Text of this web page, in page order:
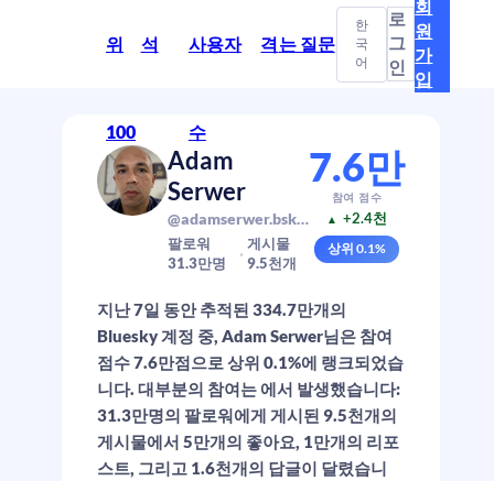
위
100
석 사용자
수
격는 질문
한
국
어
로
그
인
회
원
가
입
Adam
Serwer
@adamserwer.bsky.social
팔로워
31.3만명
게시물
9.5천개
7.6만
참여 점수
▲ +2.4천
상위 0.1%
지난 7일 동안 추적된 334.7만개의
Bluesky 계정 중, Adam Serwer님은 참여
점수 7.6만점으로 상위 0.1%에 랭크되었습
니다. 대부분의 참여는 에서 발생했습니다:
31.3만명의 팔로워에게 게시된 9.5천개의
게시물에서 5만개의 좋아요, 1만개의 리포
스트, 그리고 1.6천개의 답글이 달렸습니